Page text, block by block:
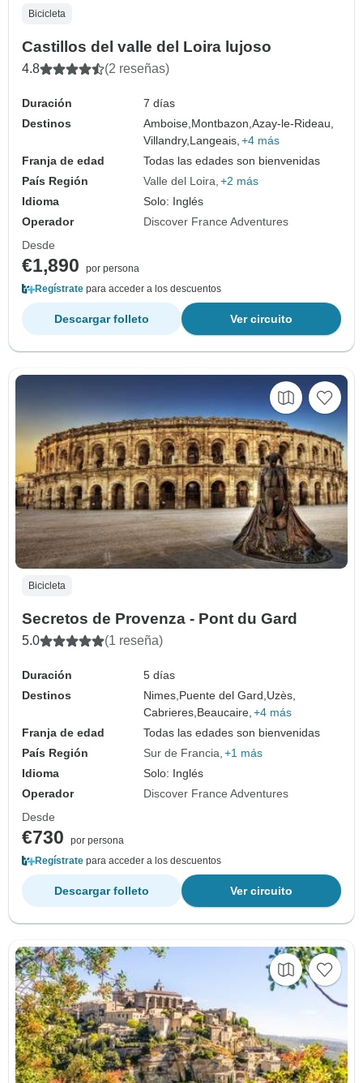
Bicicleta
Castillos del valle del Loira lujoso
4.8 (2 reseñas)
Duración
7 días
Destinos
Amboise, Montbazon,Azay-le-Rideau,
Villandry, Langeais, +4 más
Franja de edad
Todas las edades son bienvenidas
País Región
Valle del Loira +2 más
Idioma
Solo: Inglés
Operador
Discover France Adventures
Desde
€1,890
por persona
Regístrate para acceder a los descuentos
Ver circuito
Descargar folleto
Bicicleta
Secretos de Provenza - Pont du Gard
5.0 (1 reseña)
Duración
5 días
Destinos
Nimes, Puente del Gard, Uzès,
Cabrieres, Beaucaire, +4 más
Franja de edad
Todas las edades son bienvenidas
País Región
Sur de Francia +1 más
Idioma
Solo: Inglés
Operador
Discover France Adventures
Desde
€730
por persona
Regístrate para acceder a los descuentos
Ver circuito
Descargar folleto